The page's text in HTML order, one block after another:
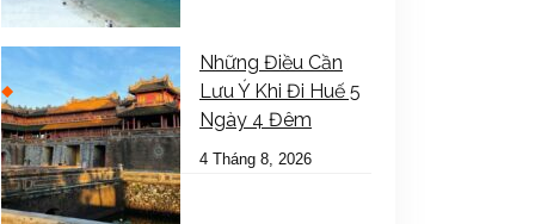
Những Điều Cần
Lưu Ý Khi Đi Huế 5
Ngày 4 Đêm
4 Tháng 8, 2026